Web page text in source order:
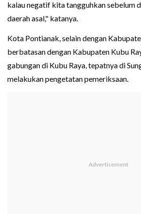
kalau negatif kita tangguhkan sebelum
daerah asal," katanya.
Kota Pontianak, selain dengan
berbatasan dengan Kabupaten Kubu
gabungan di Kubu Raya, tepatnya di
melakukan pengetatan pemeriksaan.